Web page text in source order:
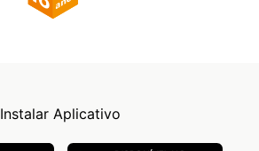
Instalar Aplicativo